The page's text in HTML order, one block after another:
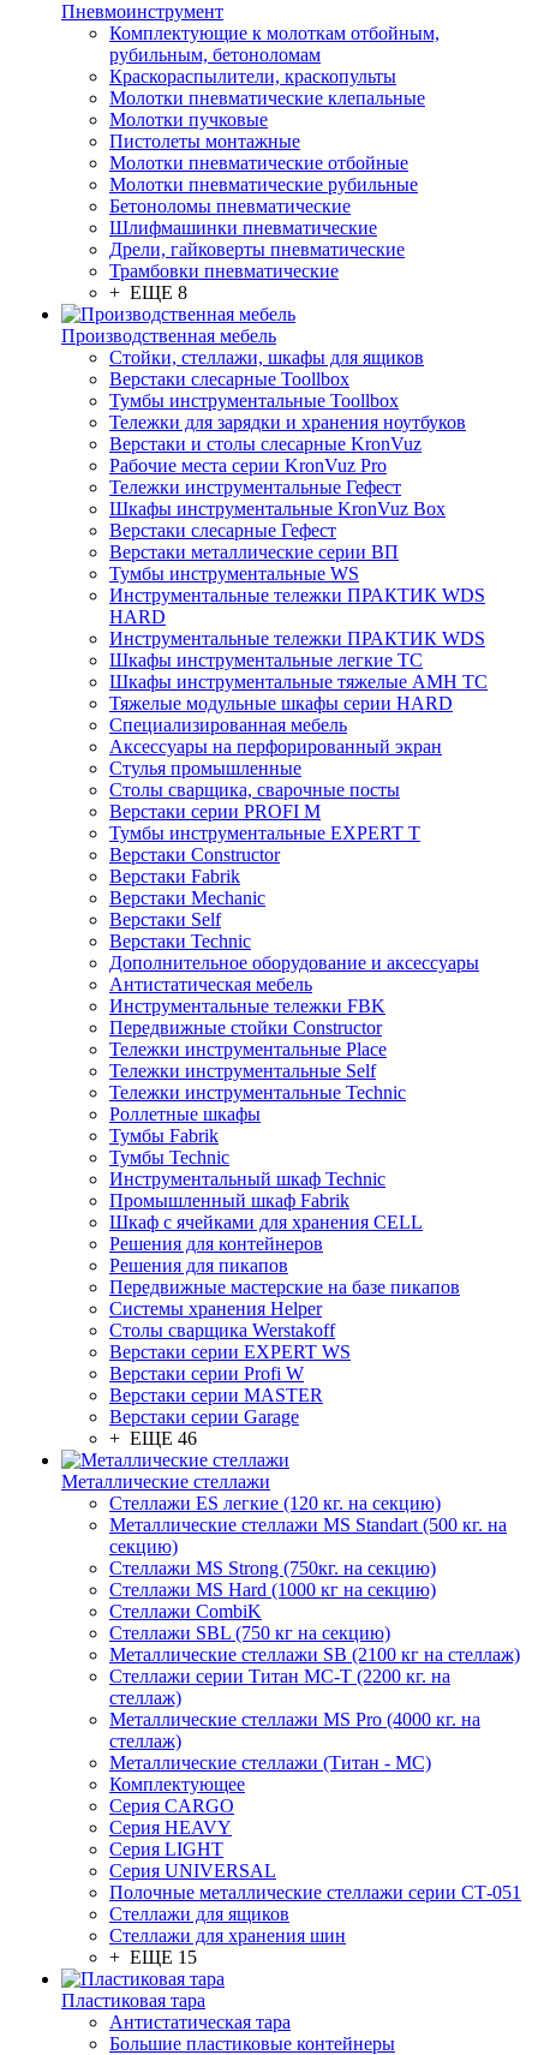
Пневмоинструмент
Комплектующие к молоткам отбойным,
рубильным, бетоноломам
Краскораспылители, краскопульты
Молотки пневматические клепальные
Молотки пучковые
Пистолеты монтажные
Молотки пневматические отбойные
Молотки пневматические рубильные
Бетоноломы пневматические
Шлифмашинки пневматические
Дрели, гайковерты пневматические
Трамбовки пневматические
+ ЕЩЕ 8
Производственная мебель
Стойки, стеллажи, шкафы для ящиков
Верстаки слесарные Toollbox
Тумбы инструментальные Toollbox
Тележки для зарядки и хранения ноутбуков
Верстаки и столы слесарные KronVuz
Рабочие места серии KronVuz Pro
Тележки инструментальные Гефест
Шкафы инструментальные KronVuz Box
Верстаки слесарные Гефест
Верстаки металлические серии ВП
Тумбы инструментальные WS
Инструментальные тележки ПРАКТИК WDS
HARD
Инструментальные тележки ПРАКТИК WDS
Шкафы инструментальные легкие ТС
Шкафы инструментальные тяжелые AMH TC
Тяжелые модульные шкафы серии HARD
Cпециализированная мебель
Аксессуары на перфорированный экран
Стулья промышленные
Столы сварщика, сварочные посты
Верстаки серии PROFI M
Тумбы инструментальные EXPERT T
Верстаки Constructor
Верстаки Fabrik
Верстаки Mechanic
Верстаки Self
Верстаки Technic
Дополнительное оборудование и аксессуары
Антистатическая мебель
Инструментальные тележки FBK
Передвижные стойки Constructor
Тележки инструментальные Place
Тележки инструментальные Self
Тележки инструментальные Technic
Роллетные шкафы
Тумбы Fabrik
Тумбы Technic
Инструментальный шкаф Technic
Промышленный шкаф Fabrik
Шкаф с ячейками для хранения CELL
Решения для контейнеров
Решения для пикапов
Передвижные мастерские на базе пикапов
Системы хранения Helper
Столы сварщика Werstakoff
Верстаки серии EXPERT WS
Верстаки серии Profi W
Верстаки серии MASTER
Верстаки серии Garage
+ ЕЩЕ 46
Металлические стеллажи
Стеллажи ES легкие (120 кг. на секцию)
Металлические стеллажи MS Standart (500 кг. на
секцию)
Стеллажи MS Strong (750кг. на секцию)
Стеллажи MS Hard (1000 кг на секцию)
Стеллажи CombiK
Стеллажи SBL (750 кг на секцию)
Металлические стеллажи SB (2100 кг на стеллаж)
Стеллажи серии Титан МС-Т (2200 кг. на
стеллаж)
Металлические стеллажи MS Pro (4000 кг. на
стеллаж)
Металлические стеллажи (Титан - МС)
Комплектующее
Серия CARGO
Серия HEAVY
Серия LIGHT
Серия UNIVERSAL
Полочные металлические стеллажи серии СТ-051
Стеллажи для ящиков
Стеллажи для хранения шин
+ ЕЩЕ 15
Пластиковая тара
Антистатическая тара
Большие пластиковые контейнеры